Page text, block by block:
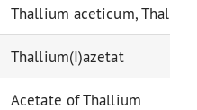
Thallium aceticum,
Thallium(I)azetat
Acetate of Thallium